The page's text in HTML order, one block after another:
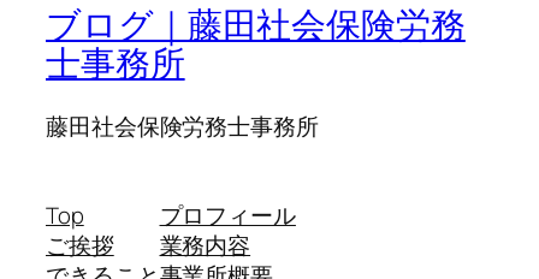
ブログ｜藤田社会保険労務
士事務所
藤田社会保険労務士事務所
Top
ご挨拶
プロフィール
業務内容